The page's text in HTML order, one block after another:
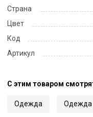
Страна
Цвет
Код
Артикул
С этим товаром
Одежда Одежда